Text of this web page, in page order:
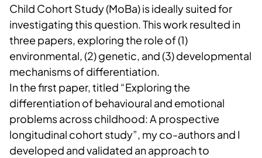
Child Cohort Study (MoBa) is ideally suited for
investigating this question. This work resulted in
three papers, exploring the role of (1)
environmental, (2) genetic, and (3) developmental
mechanisms of differentiation.
In the first paper, titled “Exploring the
differentiation of behavioural and emotional
problems across childhood: A prospective
longitudinal cohort study”, my co-authors and I
developed and validated an approach to